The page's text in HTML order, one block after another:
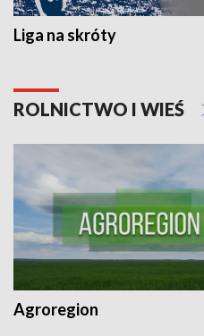
Liga na skróty
ROLNICTWO I WIEŚ
Agroregion